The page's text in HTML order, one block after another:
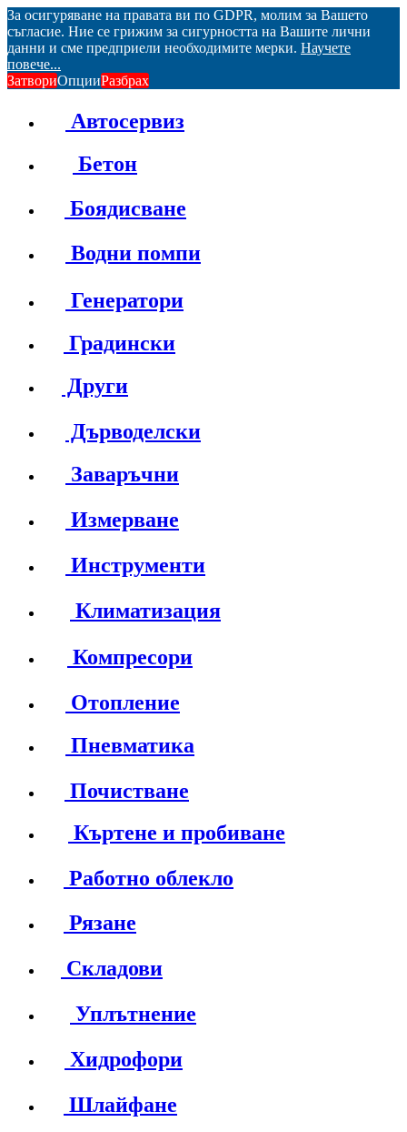
За осигуряване на правата ви по GDPR, молим за Вашето
съгласие. Ние се грижим за сигурността на Вашите лични
данни и сме предприели необходимите мерки. Научете
повече...
ЗатвориОпцииРазбрах
Автосервиз
Бетон
Боядисване
Водни помпи
Генератори
Градински
Други
Дърводелски
Заваръчни
Измерване
Инструменти
Климатизация
Компресори
Отопление
Пневматика
Почистване
Къртене и пробиване
Работно облекло
Рязане
Складови
Уплътнение
Хидрофори
Шлайфане